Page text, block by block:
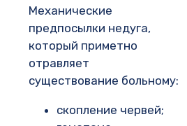
Механические
предпосылки недуга,
который приметно
отравляет
существование больному:
скопление червей;